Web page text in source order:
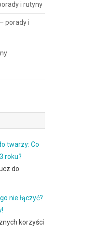
i rutyny
porady i
twarzy: Co
roku?
do
nie łączyć?
korzyści